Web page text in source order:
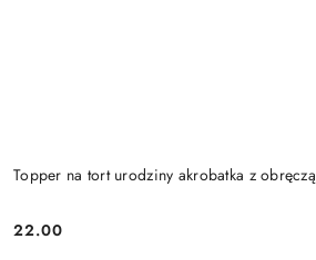
Topper na tort urodziny akrobatka z
Cena:
22.00